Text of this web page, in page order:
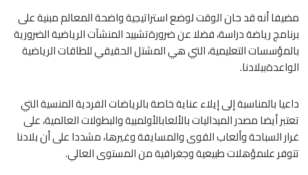
مضيفا أنه قد حان الوقت لوضع استراتيجية واضحة المعالم مبنية على
برنامج رياضة دراسة، فضلا عن ضرورةتشييد المنشآت الرياضية الضرورية
بالمؤسسات التعليمية، التي هي المشتل الحقيقي للطاقات الرياضية
الواعدةببلادنا.
داعيا بالمناسبة إلى إيلاء عناية خاصة بالرياضات الفردية المنسية التي
تعتبر أيضا مصدر الميداليات بالألعابالأولمبية والبطولات العالمية، على
غرار السباحة وألعاب القوى والمسايفة وغيرها، مشددا على أن بلادنا
تتوفر علىمؤهلات طبيعية وجغرافية من المستوى العالي.